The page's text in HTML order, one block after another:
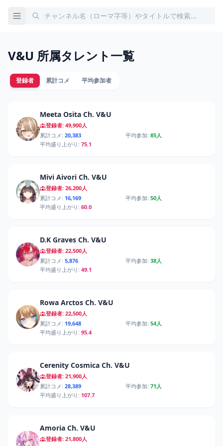
V&U 所属タレント一覧
登録者 累計コメ 平均参加者
Meeta Osita Ch. V&U
登録者: 49,900人
累計コメ: 20,383 平均参加: 85人
平均盛り上がり: 75.1
Mivi Aivori Ch. V&U
登録者: 26,200人
累計コメ: 16,169 平均参加: 50人
平均盛り上がり: 60.0
D.K Graves Ch. V&U
登録者: 22,500人
累計コメ: 5,876 平均参加: 38人
平均盛り上がり: 49.1
Rowa Arctos Ch. V&U
登録者: 22,500人
累計コメ: 19,648 平均参加: 54人
平均盛り上がり: 95.4
Cerenity Cosmica Ch. V&U
登録者: 21,900人
累計コメ: 28,389 平均参加: 71人
平均盛り上がり: 107.7
Amoria Ch. V&U
登録者: 21,800人